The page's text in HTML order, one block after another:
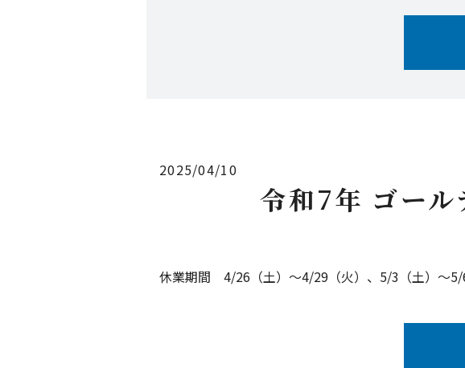
2025/04/10
令和7年 ゴール
休業期間 4/26（土）～4/29（火）、5/3（土